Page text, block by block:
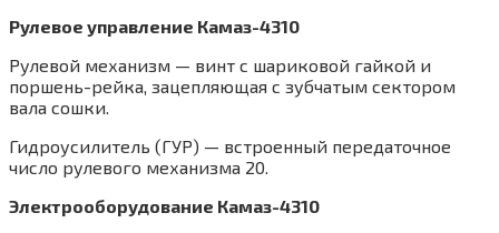
Рулевое управление Камаз-4310
Рулевой механизм — винт с шариковой гайкой и
поршень-рейка, зацепляющая с зубчатым сектором
вала сошки.
Гидроусилитель (ГУР) — встроенный передаточное
число рулевого механизма 20.
Электрооборудование Камаз-4310